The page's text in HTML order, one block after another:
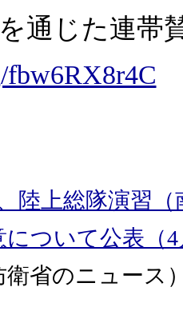
を通じた連
fbw6RX8r4C
陸上総隊演習
について公表（4
衛省のニュース